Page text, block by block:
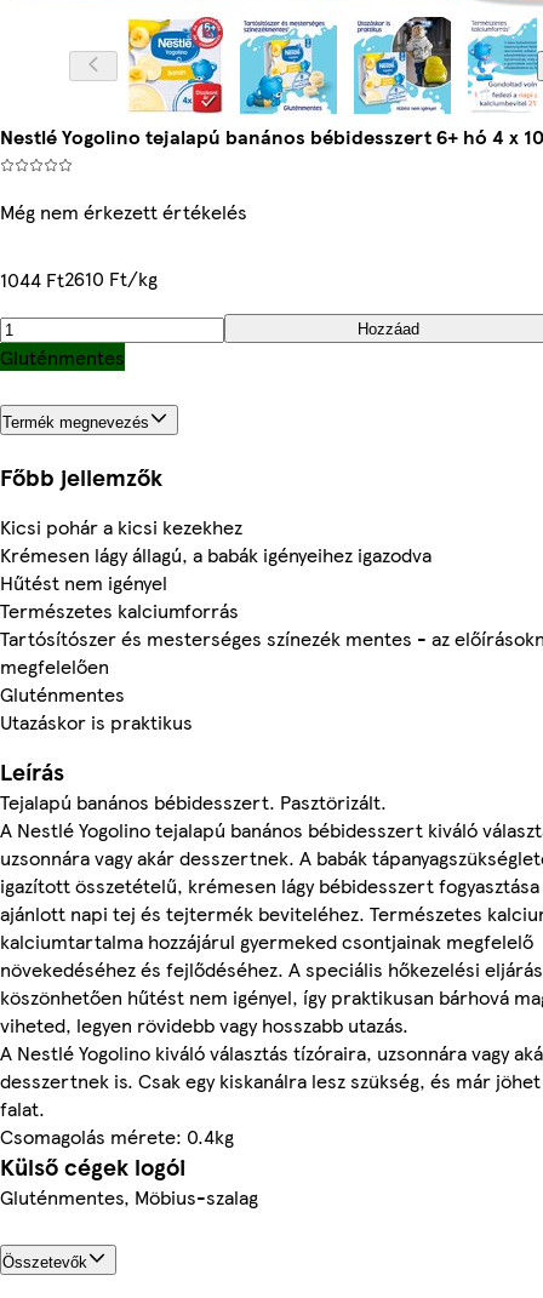
Nestlé Yogolino tejalapú banános bébidesszert 6+ hó 4 x
Még nem érkezett értékelés
1044 Ft2610 Ft/kg
Hozzáad
Gluténmentes
Termék megnevezés
Főbb jellemzők
Kicsi pohár a kicsi kezekhez
Krémesen lágy állagú, a babák igényeihez igazodva
Hűtést nem igényel
Természetes kalciumforrás
Tartósítószer és mesterséges színezék mentes - az
megfelelően
Gluténmentes
Utazáskor is praktikus
Leírás
Tejalapú banános bébidesszert. Pasztörizált.
A Nestlé Yogolino tejalapú banános bébidesszert kiváló
uzsonnára vagy akár desszertnek. A babák
igazított összetételű, krémesen lágy bébidesszert fogyasztása
ajánlott napi tej és tejtermék beviteléhez. Természetes
kalciumtartalma hozzájárul gyermeked csontjainak megfelelő
növekedéséhez és fejlődéséhez. A speciális hőkezelési
köszönhetően hűtést nem igényel, így praktikusan bárhová
viheted, legyen rövidebb vagy hosszabb utazás.
A Nestlé Yogolino kiváló választás tízóraira, uzsonnára vagy
desszertnek is. Csak egy kiskanálra lesz szükség, és már
falat.
Csomagolás mérete: 0.4kg
Külső cégek logói
Gluténmentes, Möbius-szalag
Összetevők